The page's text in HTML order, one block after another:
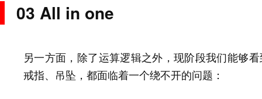
03 All in one
另一方面，除了运算逻辑之外，现阶段我们能够
戒指、吊坠，都面临着一个绕不开的问题：